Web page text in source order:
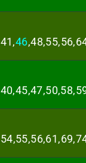
41,46